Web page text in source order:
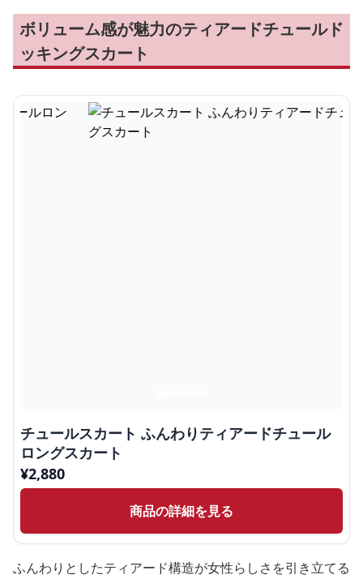
ボリューム感が魅力のティアードチュールド
ッキングスカート
チュールスカート ふんわりティアードチュール
ロングスカート
¥2,880
商品の詳細を見る
ふんわりとしたティアード構造が女性らしさを引き立てる